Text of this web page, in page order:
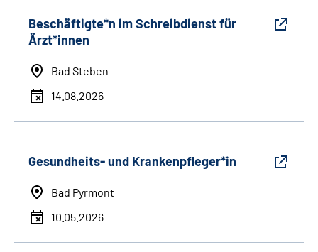
Beschäftigte*n im Schreibdienst für
Ärzt*innen
Bad Steben
14.08.2026
Gesundheits- und Krankenpfleger*in
Bad Pyrmont
10.05.2026